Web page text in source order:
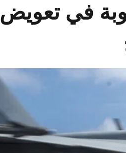
في تعويض